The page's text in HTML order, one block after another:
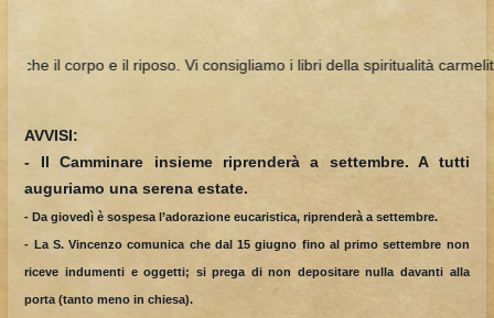
Vi consigliamo i libri della spiritualità carmelitana, ricchi di
AVVISI:
- Il Camminare insieme riprenderà a settembre. A tutti
auguriamo una serena estate.
- Da giovedì è sospesa l’adorazione eucaristica, riprenderà a settembre.
- La S. Vincenzo comunica che dal 15 giugno fino al primo settembre non
riceve indumenti e oggetti; si prega di non depositare nulla davanti alla
porta (tanto meno in chiesa).